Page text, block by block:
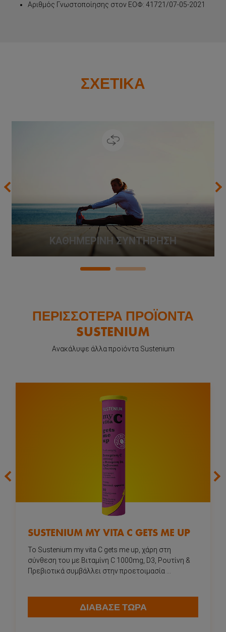
Αριθμός Γνωστοποίησης στον ΕΟΦ: 41721/07-05-2021
ΣΧΕΤΙΚΑ
ΚΑΘΗΜΕΡΙΝΗ ΣΥΝΤΗΡΗΣΗ
Συνίσταται σε όσους θέλουν να συμβάλλουν, σε
καθημερινή βάση, στη συντήρηση των ευεργετικών
ιδιοτήτων της βιταμίνης C στον οργανισμό τους
ΠΕΡΙΣΣΟΤΕΡΑ ΠΡΟΪΟΝΤΑ
SUSTENIUM
Ανακάλυψε άλλα προϊόντα Sustenium
SUSTENIUM MY VITA C GETS ME UP
To Sustenium my vita C gets me up, χάρη στη
σύνθεση του με Βιταμίνη C 1000mg, D3, Ρουτίνη &
Πρεβιοτικά συμβάλλει στην προετοιμασία ...
ΔΙΑΒΑΣΕ ΤΩΡΑ